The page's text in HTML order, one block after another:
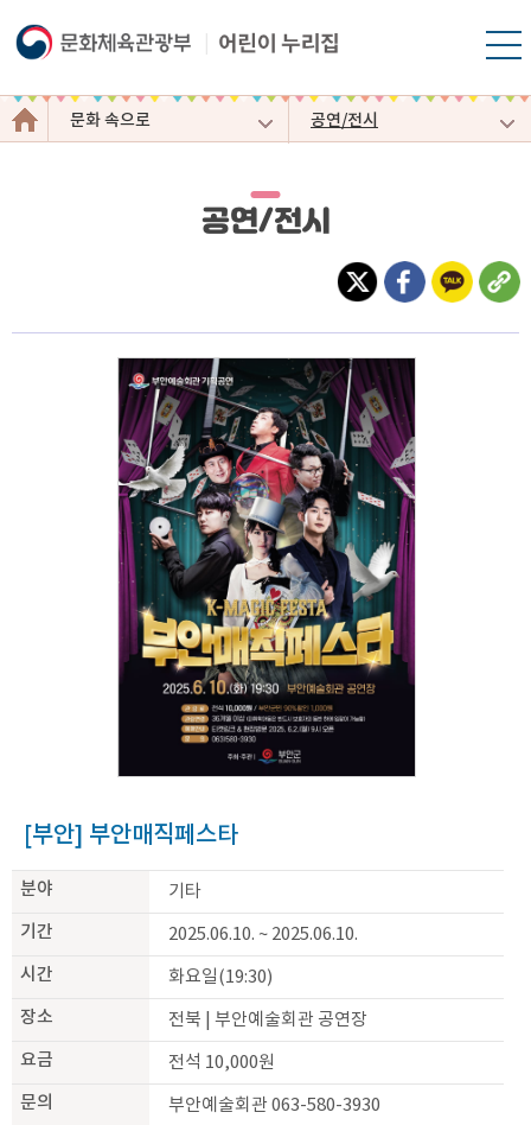
열기
문
화
이
문화 속으로 공연/전시
공연/전시
[부안] 부안매직페스타
분야
기타
기간
2025.06.10. ~ 2025.06.10.
시간
화요일(19:30)
장소
전북 | 부안예술회관 공연장
요금
전석 10,000원
문의
부안예술회관 063-580-3930